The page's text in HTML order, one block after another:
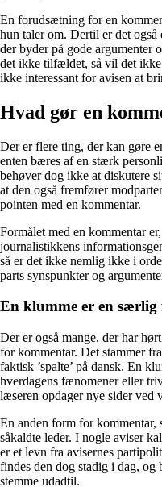
En forudsætning for en
hun taler om. Dertil er det også
der byder på gode argumenter
det ikke tilfældet, så vil det
ikke interessant for avisen at
Hvad gør en
Der er flere ting, der kan gøre
enten bæres af en stærk
behøver dog ikke at diskutere
at den også fremfører
pointen med en kommentar.
Formålet med en kommentar
journalistikkens
så er det ikke nemlig ikke i
parts synspunkter og
En klumme er en
Der er også mange, der har
for kommentar. Det stammer
faktisk ’spalte’ på dansk. En
hverdagens fænomener eller
læseren opdager nye sider ved
En anden form for kommentar,
såkaldte leder. I nogle aviser
er et levn fra avisernes
findes den dog stadig i dag, og
stemme udadtil.